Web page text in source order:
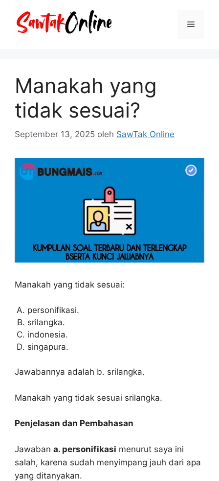
Menu
Manakah yang
tidak sesuai?
September 13, 2025 oleh SawTak Online
Manakah yang tidak sesuai:
personifikasi.
srilangka.
indonesia.
singapura.
Jawabannya adalah b. srilangka.
Manakah yang tidak sesuai srilangka.
Penjelasan dan Pembahasan
Jawaban a. personifikasi menurut saya ini
salah, karena sudah menyimpang jauh dari apa
yang ditanyakan.